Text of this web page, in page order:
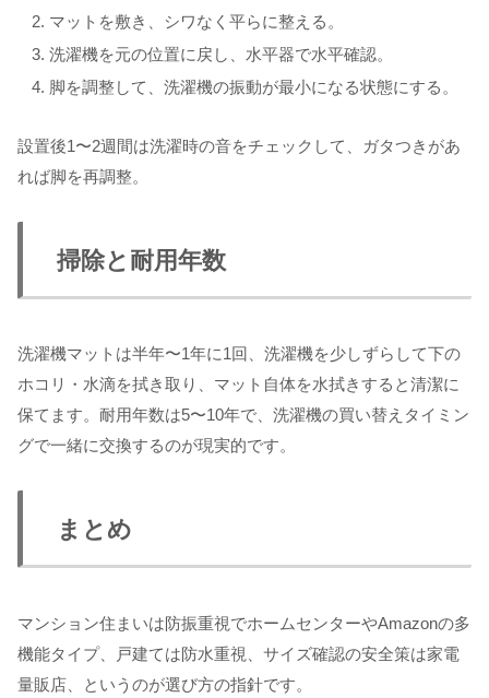
マットを敷き、シワなく平らに整える。
洗濯機を元の位置に戻し、水平器で水平確認。
脚を調整して、洗濯機の振動が最小になる状態にする。
設置後1〜2週間は洗濯時の音をチェックして、ガタつきがあ
れば脚を再調整。
掃除と耐用年数
洗濯機マットは半年〜1年に1回、洗濯機を少しずらして下の
ホコリ・水滴を拭き取り、マット自体を水拭きすると清潔に
保てます。耐用年数は5〜10年で、洗濯機の買い替えタイミン
グで一緒に交換するのが現実的です。
まとめ
マンション住まいは防振重視でホームセンターやAmazonの多
機能タイプ、戸建ては防水重視、サイズ確認の安全策は家電
量販店、というのが選び方の指針です。